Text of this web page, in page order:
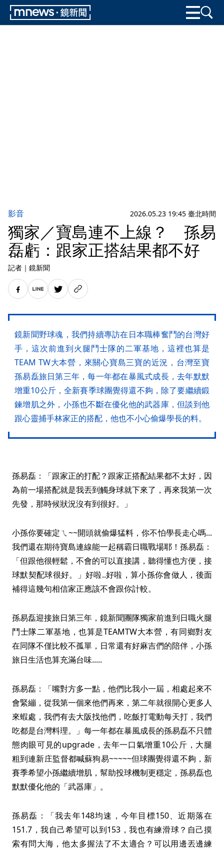
影音 2026.05.23 19:45 臺北時間
獨家／寶島連不上線？ 孫易
磊虧：跟家正搭結果都不好
記者 ｜ 鏡新聞
鏡新聞野球魂，我們持續專訪在日本職棒奮鬥的台灣好
手，這次前進到火腿鬥士隊的二軍基地，這裡也算是
TEAM TW大本營，來關心寶島三寶的近況，台灣至寶
孫易磊旅日第三年，每一年都在暴風式成長，去年默默
增重10公斤，全新賽季球團覺得還不夠，除了要繼續鍛
鍊增肌之外，小孫也不斷在優化他的武器庫，但談到他
跟心靈捕手林家正的搭配，他也不小心偷爆學長的料。
孫易磊：「跟家正的打配？跟家正搭配結果都不太好，因
為前一場搭配就是我丟到觸身球就下來了，再來我第一次
先發，那時候狀況沒有到很好。」
小孫你要確定ㄟ~~開頭就偷爆猛料，你不怕學長走心嗎...
我們還在期待寶島連線能一起稱霸日職戰場耶！孫易磊：
「但跟他很輕鬆，不會的可以直接講，聽得懂也方便，接
球默契配球很好。」好啦..好啦，算小孫你會做人，後面
補得這幾句相信家正應該不會跟你計較。
孫易磊迎接旅日第三年，鏡新聞團隊獨家前進到日職火腿
鬥士隊二軍基地，也算是TEAMTW大本營，有同鄉對友
在同隊不僅比較不孤單，日常還有好麻吉們的陪伴，小孫
旅日生活也算充滿台味.....
孫易磊：「嘴對方多一點，他們比我小一屆，相處起來不
會緊繃，從我第一個來他們再來，第二年就很開心更多人
來蝦處，我們有去大阪找他們，吃飯打電動每天打，我們
吃都是台灣料理。」每一年都在暴風成長的孫易磊不只體
態肉眼可見的upgrade，去年一口氣增重10公斤，大腿
粗到連新庄監督都喊蘇狗易~~~~~但球團覺得還不夠，新
賽季希望小孫繼續增肌，幫助投球機制更穩定，孫易磊也
默默優化他的「武器庫」。
孫易磊：「我去年148均速，今年目標150、近期落在
151.7，我自己希望可以到153，我也有練滑球？自己摸
索有問大海，他太多握法了不太適合？可以用邊丟邊練